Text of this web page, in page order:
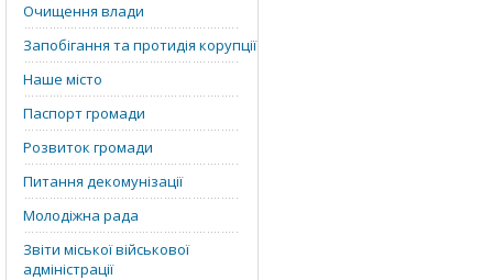
Очищення влади
Запобігання та протидія корупції
Наше місто
Паспорт громади
Розвиток громади
Питання декомунізації
Молодіжна рада
Звіти міської військової
адміністрації